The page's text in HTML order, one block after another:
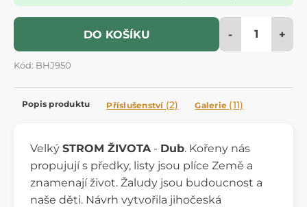
DO KOŠÍKU - +
Kód: BHJ950
Popis produktu Příslušenství (2) Galerie (11)
Velký STROM ŽIVOTA - Dub. Kořeny nás
propujují s předky, listy jsou plíce Země a
znamenají život. Žaludy jsou budoucnost a
naše děti. Návrh vytvořila jihočeská